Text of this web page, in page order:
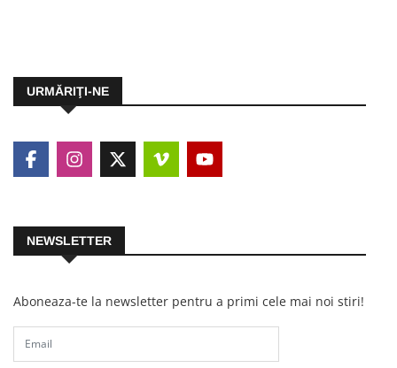
URMĂRIŢI-NE
NEWSLETTER
Aboneaza-te la newsletter pentru a primi cele mai noi stiri!